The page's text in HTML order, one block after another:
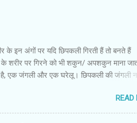
इन अंगों पर यदि छिपकली गिरती हैं तो बनते हैं
शरीर पर गिरने को भी शकुन/ अपशकुन माना
है, एक जंगली और एक घरेलू। छिपकली की जंगली
अपशकुन माना जाता है। स्त्री के शरीर के बायें
है। इसी प्रकार छिपकली का नीचे से ऊपर की ओर
READ